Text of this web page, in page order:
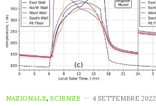
NAZIONALE, SCIENZE 4 SETTEMBRE 2022